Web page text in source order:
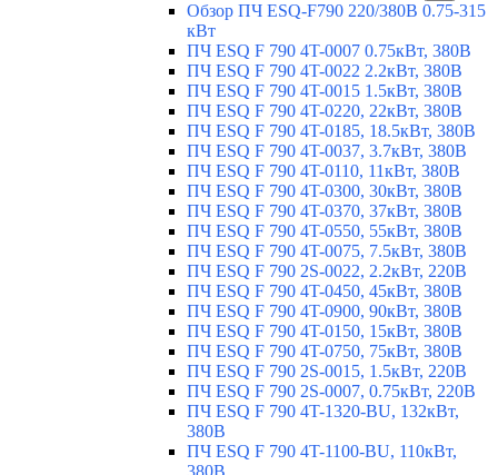
Обзор ПЧ ESQ-F790 220/380В 0.75-315
кВт
ПЧ ESQ F 790 4T-0007 0.75кВт, 380В
ПЧ ESQ F 790 4T-0022 2.2кВт, 380В
ПЧ ESQ F 790 4T-0015 1.5кВт, 380В
ПЧ ESQ F 790 4T-0220, 22кВт, 380В
ПЧ ESQ F 790 4T-0185, 18.5кВт, 380В
ПЧ ESQ F 790 4T-0037, 3.7кВт, 380В
ПЧ ESQ F 790 4T-0110, 11кВт, 380В
ПЧ ESQ F 790 4T-0300, 30кВт, 380В
ПЧ ESQ F 790 4T-0370, 37кВт, 380В
ПЧ ESQ F 790 4T-0550, 55кВт, 380В
ПЧ ESQ F 790 4T-0075, 7.5кВт, 380В
ПЧ ESQ F 790 2S-0022, 2.2кВт, 220В
ПЧ ESQ F 790 4T-0450, 45кВт, 380В
ПЧ ESQ F 790 4T-0900, 90кВт, 380В
ПЧ ESQ F 790 4T-0150, 15кВт, 380В
ПЧ ESQ F 790 4T-0750, 75кВт, 380В
ПЧ ESQ F 790 2S-0015, 1.5кВт, 220В
ПЧ ESQ F 790 2S-0007, 0.75кВт, 220В
ПЧ ESQ F 790 4T-1320-BU, 132кВт,
380В
ПЧ ESQ F 790 4T-1100-BU, 110кВт,